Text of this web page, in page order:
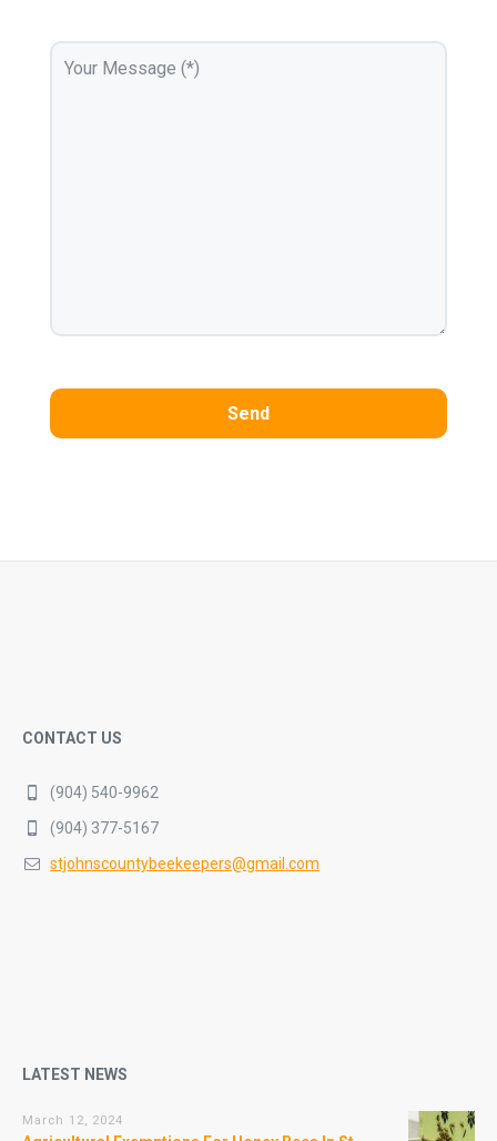
CONTACT US
(904) 540-9962
(904) 377-5167
stjohnscountybeekeepers@gmail.com
LATEST NEWS
March 12, 2024